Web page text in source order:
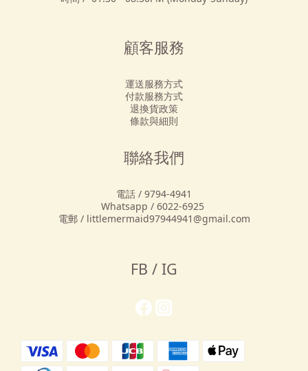
顧客服務
運送服務方式
付款服務方式
退換貨政策
條款與細則
聯絡我們
電話 / 9794-4941
Whatsapp / 6022-6925
電郵 / littlemermaid97944941@gmail.com
FB / IG